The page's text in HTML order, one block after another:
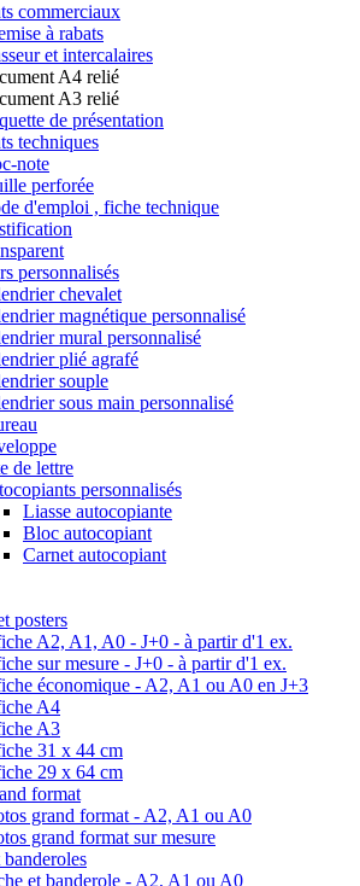
commerciaux
à rabats
et intercalaires
A4 relié
A3 relié
de présentation
techniques
note
perforée
d'emploi , fiche technique
personnalisés
chevalet
magnétique personnalisé
mural personnalisé
plié agrafé
souple
sous main personnalisé
de lettre
personnalisés
Liasse autocopiante
Bloc autocopiant
Carnet autocopiant
posters
A2, A1, A0 - J+0 - à partir d'1 ex.
sur mesure - J+0 - à partir d'1 ex.
économique - A2, A1 ou A0 en J+3
A4
A3
31 x 44 cm
29 x 64 cm
format
grand format - A2, A1 ou A0
grand format sur mesure
et banderole - A2, A1 ou A0